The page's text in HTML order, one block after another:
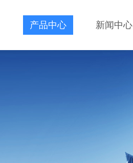
产品中心 新闻中心